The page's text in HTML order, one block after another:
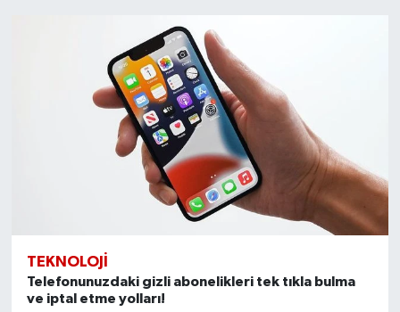
TEKNOLOJI
Telefonunuzdaki gizli abonelikleri tek tıkla bulma
ve iptal etme yolları!